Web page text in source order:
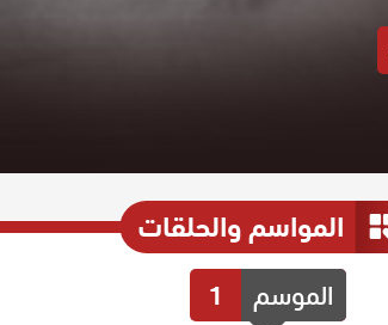
المواسم والحلقات
الموسم 1